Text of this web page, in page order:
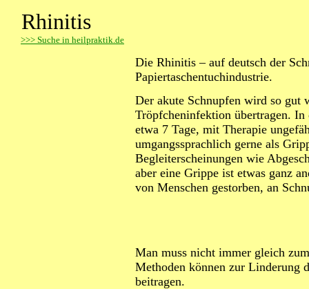
Rhinitis
>>> Suche in heilpraktik.de
Die Rhinitis – auf deutsch der
Papiertaschentuchindustrie.
Der akute Schnupfen wird so gut
Tröpfcheninfektion übertragen.
etwa 7 Tage, mit Therapie
umgangssprachlich gerne als
Begleiterscheinungen wie
aber eine Grippe ist etwas ganz
von Menschen gestorben, an
Man muss nicht immer gleich
Methoden können zur Linderung
beitragen.